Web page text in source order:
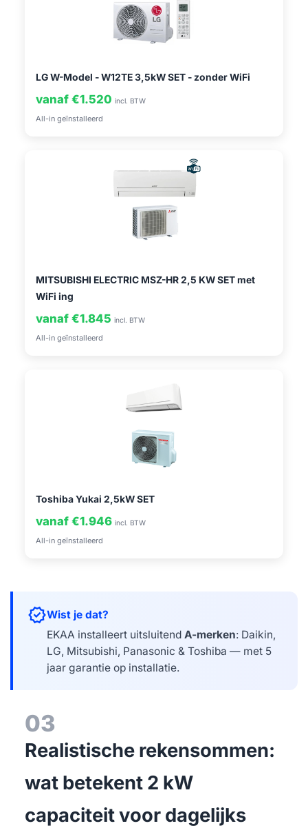
LG W-Model - W12TE 3,5kW SET - zonder WiFi
vanaf €1.520 incl. BTW
All-in geïnstalleerd
MITSUBISHI ELECTRIC MSZ-HR 2,5 KW SET met
WiFi ing
vanaf €1.845 incl. BTW
All-in geïnstalleerd
Toshiba Yukai 2,5kW SET
vanaf €1.946 incl. BTW
All-in geïnstalleerd
verifiedWist je dat?
EKAA installeert uitsluitendA-merken: Daikin,
LG, Mitsubishi, Panasonic & Toshiba — met 5
jaar garantie op installatie.
03
Realistische rekensommen:
wat betekent 2 kW
capaciteit voor dagelijks